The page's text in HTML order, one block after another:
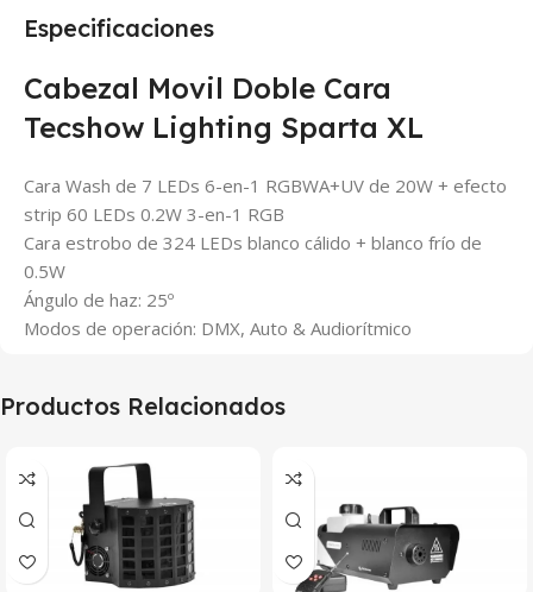
Especificaciones
Cabezal Movil Doble Cara
Tecshow Lighting Sparta XL
Cara Wash de 7 LEDs 6-en-1 RGBWA+UV de 20W + efecto
strip 60 LEDs 0.2W 3-en-1 RGB
Cara estrobo de 324 LEDs blanco cálido + blanco frío de
0.5W
Ángulo de haz: 25º
Modos de operación: DMX, Auto & Audiorítmico
Productos Relacionados